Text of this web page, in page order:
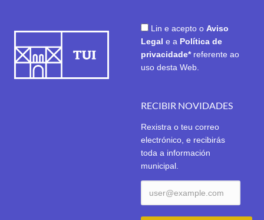
Lin e acepto o Aviso
Legal e a Política de
privacidade* referente ao
uso desta Web.
RECIBIR NOVIDADES
Rexistra o teu correo
electrónico, e recibirás
toda a información
municipal.